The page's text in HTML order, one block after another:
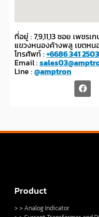
ที่อยู่ : 7,9,11,13 ซอย เพช
แขวงหนองค้างพลู เขตหน
โทรศัพท์ :+6686 341 2503
Email :
Line :@amptron
Product
> > Analog Indicator